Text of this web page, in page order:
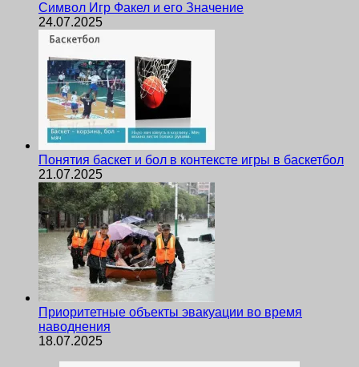
Символ Игр Факел и его Значение
24.07.2025
Понятия баскет и бол в контексте игры в баскетбол
21.07.2025
Приоритетные объекты эвакуации во время
наводнения
18.07.2025